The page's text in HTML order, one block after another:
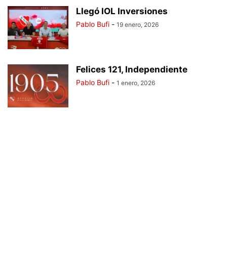
Llegó IOL Inversiones
Pablo Bufi - 19 enero, 2026
Felices 121, Independiente
Pablo Bufi - 1 enero, 2026